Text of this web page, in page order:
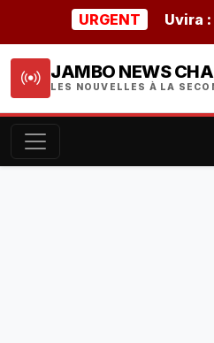
URGENT Uvira : la
JAMBO NEWS
LES NOUVELLES À LA